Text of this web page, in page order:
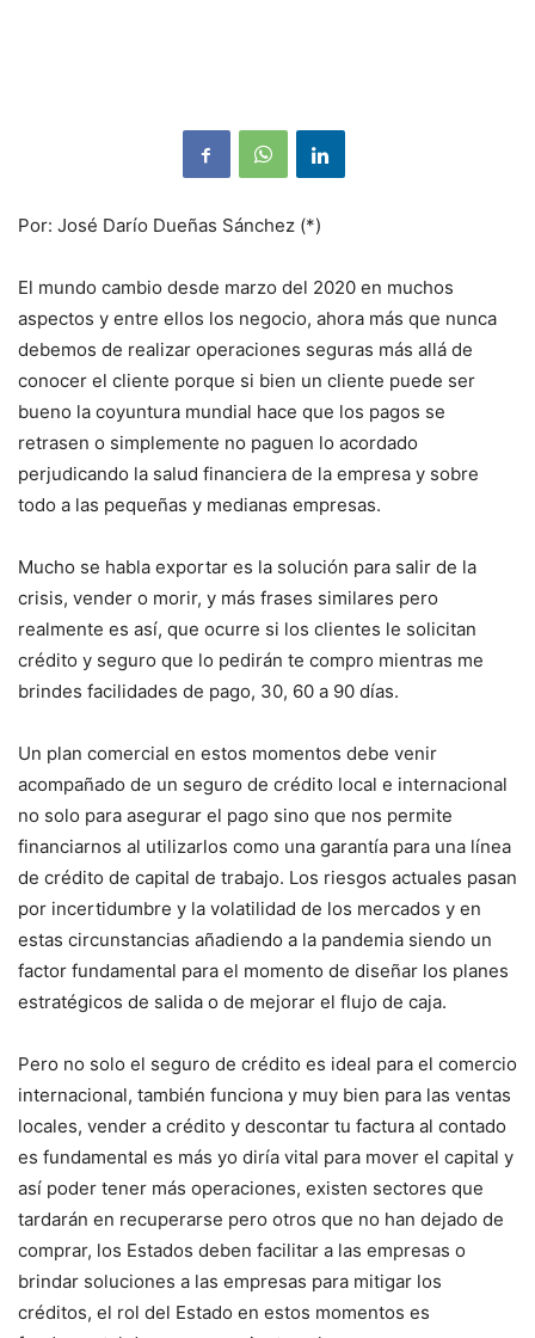
Por: José Darío Dueñas Sánchez (*)
El mundo cambio desde marzo del 2020 en muchos
aspectos y entre ellos los negocio, ahora más que nunca
debemos de realizar operaciones seguras más allá de
conocer el cliente porque si bien un cliente puede ser
bueno la coyuntura mundial hace que los pagos se
retrasen o simplemente no paguen lo acordado
perjudicando la salud financiera de la empresa y sobre
todo a las pequeñas y medianas empresas.
Mucho se habla exportar es la solución para salir de la
crisis, vender o morir, y más frases similares pero
realmente es así, que ocurre si los clientes le solicitan
crédito y seguro que lo pedirán te compro mientras me
brindes facilidades de pago, 30, 60 a 90 días.
Un plan comercial en estos momentos debe venir
acompañado de un seguro de crédito local e internacional
no solo para asegurar el pago sino que nos permite
financiarnos al utilizarlos como una garantía para una línea
de crédito de capital de trabajo. Los riesgos actuales pasan
por incertidumbre y la volatilidad de los mercados y en
estas circunstancias añadiendo a la pandemia siendo un
factor fundamental para el momento de diseñar los planes
estratégicos de salida o de mejorar el flujo de caja.
Pero no solo el seguro de crédito es ideal para el comercio
internacional, también funciona y muy bien para las ventas
locales, vender a crédito y descontar tu factura al contado
es fundamental es más yo diría vital para mover el capital y
así poder tener más operaciones, existen sectores que
tardarán en recuperarse pero otros que no han dejado de
comprar, los Estados deben facilitar a las empresas o
brindar soluciones a las empresas para mitigar los
créditos, el rol del Estado en estos momentos es